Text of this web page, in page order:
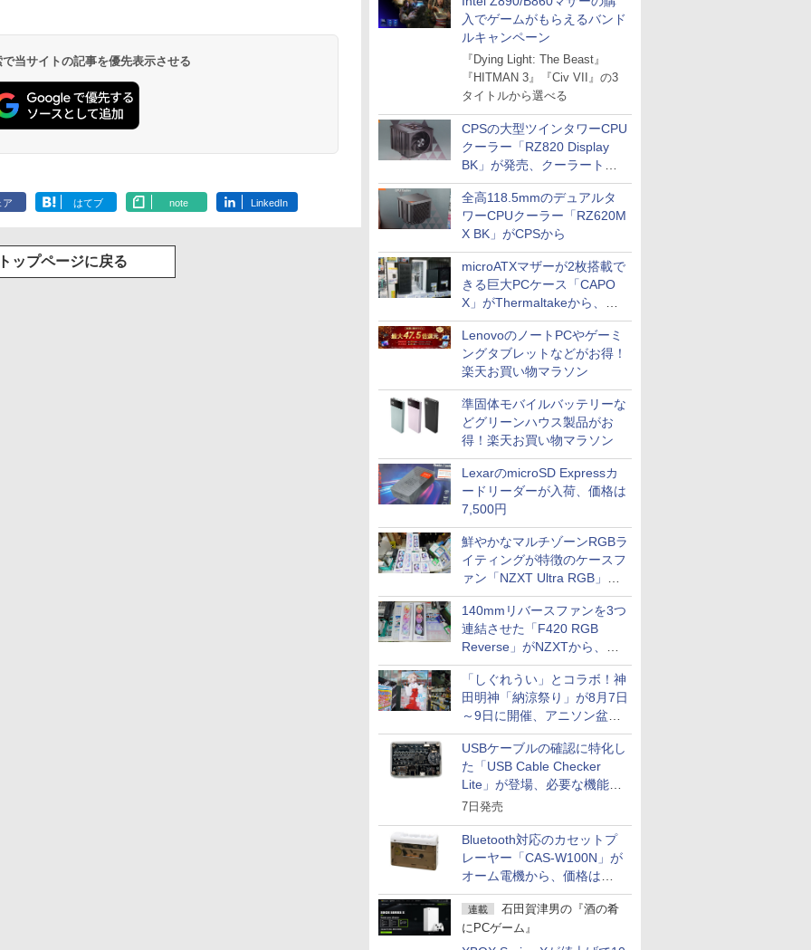
入でゲームがもらえるバンド
ルキャンペーン
『Dying Light: The Beast』
『HITMAN 3』『Civ VII』の3
タイトルから選べる
CPSの大型ツインタワーCPU
クーラー「RZ820 Display
BK」が発売、クーラートッ
プに5インチ液晶搭載
全高118.5mmのデュアルタ
ワーCPUクーラー「RZ620M
X BK」がCPSから
microATXマザーが2枚搭載で
きる巨大PCケース「CAPO
X」がThermaltakeから、カ
ラーは2色
LenovoのノートPCやゲーミ
ングタブレットなどがお得！
楽天お買い物マラソン
準固体モバイルバッテリーな
どグリーンハウス製品がお
得！楽天お買い物マラソン
LexarのmicroSD Expressカ
ードリーダーが入荷、価格は
7,500円
鮮やかなマルチゾーンRGBラ
イティングが特徴のケースフ
ァン「NZXT Ultra RGB」が
発売、計8製品
140mmリバースファンを3つ
連結させた「F420 RGB
Reverse」がNZXTから、単
一フレーム採用
「しぐれうい」とコラボ！神
田明神「納涼祭り」が8月7日
～9日に開催、アニソン盆踊
りや屋台グルメなどもあり
USBケーブルの確認に特化し
た「USB Cable Checker
Lite」が登場、必要な機能を
凝縮しコンパクトに
7日発売
Bluetooth対応のカセットプ
レーヤー「CAS-W100N」が
オーム電機から、価格は
5,940円
連載
石田賀津男の『酒の肴
にPCゲーム』
当サイトの記事を優先表示させる
ア はてブ note LinkedIn
トップページに戻る